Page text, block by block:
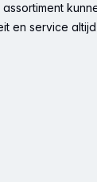
en service